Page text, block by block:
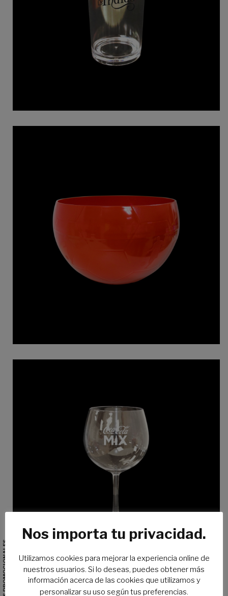
Nos importa tu privacidad.
Utilizamos cookies para mejorar la experiencia online de
nuestros usuarios. Si lo deseas, puedes obtener más
información acerca de las cookies que utilizamos y
personalizar su uso según tus preferencias.